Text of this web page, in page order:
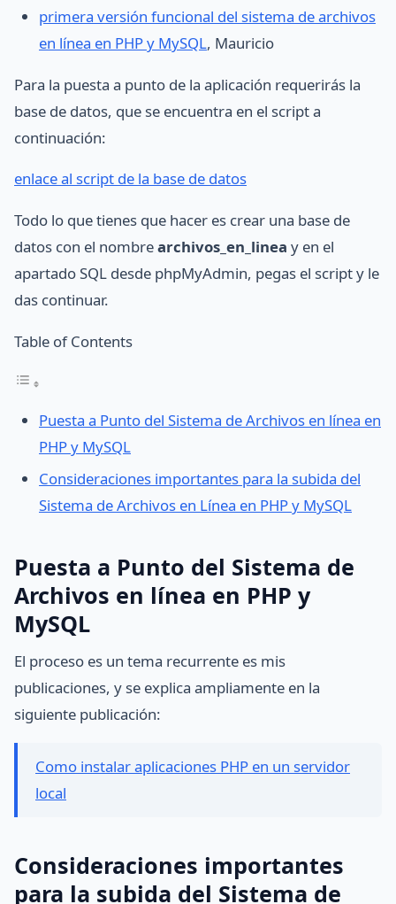
primera versión funcional del sistema de archivos
en línea en PHP y MySQL, Mauricio
Para la puesta a punto de la aplicación requerirás la
base de datos, que se encuentra en el script a
continuación:
enlace al script de la base de datos
Todo lo que tienes que hacer es crear una base de
datos con el nombrearchivos_en_linea y en el
apartado SQL desde phpMyAdmin, pegas el script y le
das continuar.
Table of Contents
Puesta a Punto del Sistema de Archivos en línea en
PHP y MySQL
Consideraciones importantes para la subida del
Sistema de Archivos en Línea en PHP y MySQL
Puesta a Punto del Sistema de
Archivos en línea en PHP y
MySQL
El proceso es un tema recurrente es mis
publicaciones, y se explica ampliamente en la
siguiente publicación:
Como instalar aplicaciones PHP en un servidor
local
Consideraciones importantes
para la subida del Sistema de